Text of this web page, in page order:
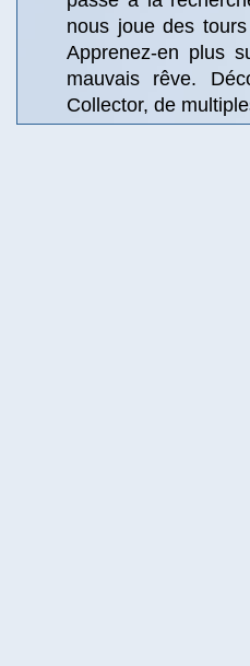
nous joue des
Apprenez-en plus
mauvais rêve.
Collector, de